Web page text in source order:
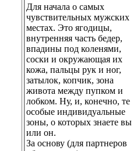
Для начала о самых
чувствительных мужских
местах. Это ягодицы,
внутренняя часть бедер,
впадины под коленями,
соски и окружающая их
кожа, пальцы рук и ног,
затылок, копчик, зона
живота между пупком и
лобком. Ну, и, конечно, те
особые индивидуальные
зоны, о которых знаете вы
или он.
За основу (для партнеров